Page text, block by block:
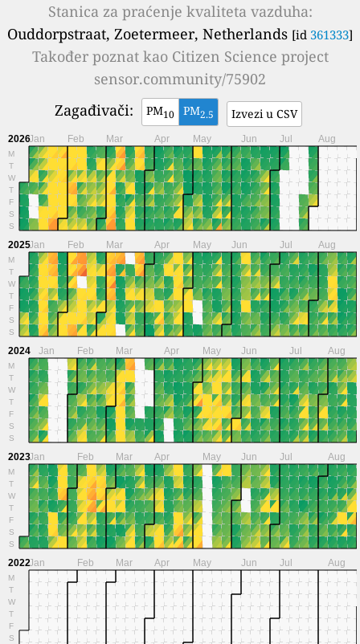
Stanica za praćenje kvaliteta vazduha:
Ouddorpstraat, Zoetermeer, Netherlands [id 361333]
Također poznat kaoCitizen Science project
sensor.community/75902
Zagađivači:
PM10 PM2.5 Izvezi u CSV
2026
M
T
W
T
F
S
S
Jan Feb Mar Apr May Jun Jul Aug
2025
M
T
W
T
F
S
S
Jan Feb Mar Apr May Jun Jul Aug
2024
M
T
W
T
F
S
S
Jan Feb Mar Apr May Jun Jul Aug
2023
M
T
W
T
F
S
S
Jan Feb Mar Apr May Jun Jul Aug
2022
M
T
W
T
F
S
Jan Feb Mar Apr May Jun Jul Aug